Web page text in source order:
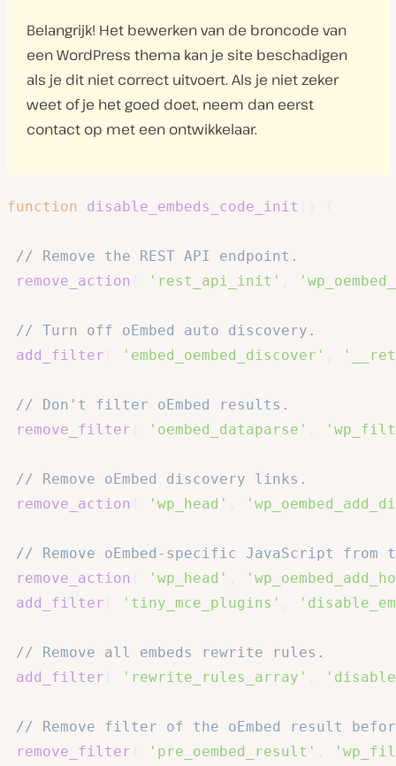
Belangrijk! Het bewerken van de broncode van
een WordPress thema kan je site beschadigen
als je dit niet correct uitvoert. Als je niet zeker
weet of je het goed doet, neem dan eerst
contact op met een ontwikkelaar.
function disable_embeds_code_init
// Remove the REST API endpoint.
remove_action
'rest_api_init'
// Turn off oEmbed auto discovery.
add_filter
'embed_oembed_discover'
// Don't filter oEmbed results.
remove_filter
'oembed_dataparse'
// Remove oEmbed discovery links.
remove_action
'wp_head'
// Remove oEmbed-specific JavaScript from
remove_action
'wp_head'
add_filter
'tiny_mce_plugins'
// Remove all embeds rewrite rules.
add_filter
'rewrite_rules_array'
// Remove filter of the oEmbed result
remove_filter
'pre_oembed_result'